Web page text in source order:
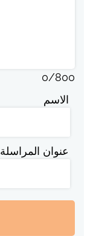
0/800
الاسم
عنوان المراسلة